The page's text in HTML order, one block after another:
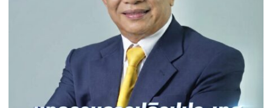
กอง
ขยะ
เป็นก
บุญ